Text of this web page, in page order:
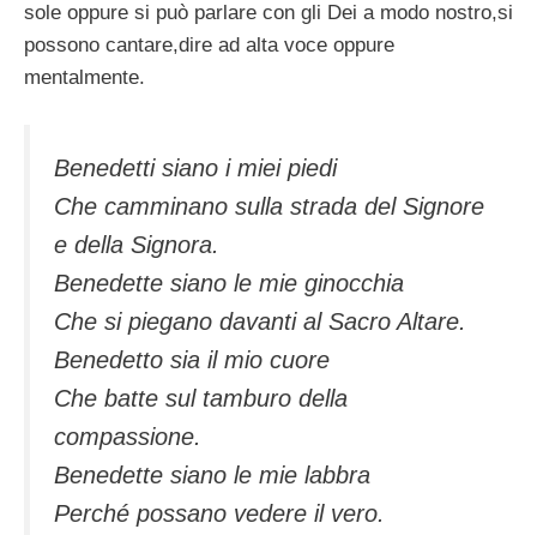
sole oppure si può parlare con gli Dei a modo nostro,si
possono cantare,dire ad alta voce oppure
mentalmente.
Benedetti siano i miei piedi
Che camminano sulla strada del Signore
e della Signora.
Benedette siano le mie ginocchia
Che si piegano davanti al Sacro Altare.
Benedetto sia il mio cuore
Che batte sul tamburo della
compassione.
Benedette siano le mie labbra
Perché possano vedere il vero.